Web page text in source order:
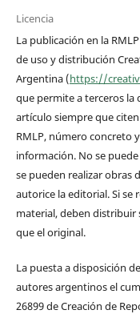
Licencia
La publicación en la
de uso y distribución
Argentina (https://
que permite a terceros la
artículo siempre que
RMLP, número concreto
información. No se
se pueden realizar obras
autorice la editorial. Si se
material, deben distribuir
que el original.
La puesta a disposición
autores argentinos el
26899 de Creación de